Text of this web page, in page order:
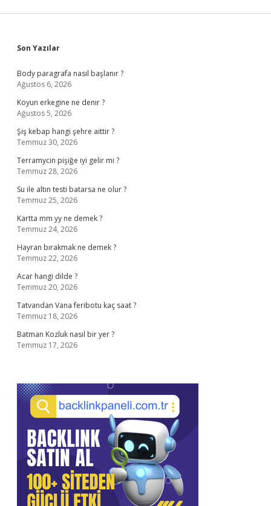
Sidebar
Son Yazılar
Body paragrafa nasıl başlanır ?
Ağustos 6, 2026
Koyun erkegine ne denir ?
Ağustos 5, 2026
Şiş kebap hangi şehre aittir ?
Temmuz 30, 2026
Terramycin pişiğe iyi gelir mi ?
Temmuz 28, 2026
Su ile altın testi batarsa ne olur ?
Temmuz 25, 2026
Kartta mm yy ne demek ?
Temmuz 24, 2026
Hayran bırakmak ne demek ?
Temmuz 22, 2026
Acar hangi dilde ?
Temmuz 20, 2026
Tatvandan Vana feribotu kaç saat ?
Temmuz 18, 2026
Batman Kozluk nasıl bir yer ?
Temmuz 17, 2026